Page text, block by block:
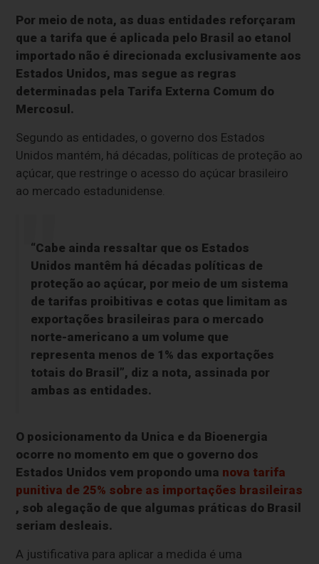
Por meio de nota, as duas entidades reforçaram
que a tarifa que é aplicada pelo Brasil ao etanol
importado não é direcionada exclusivamente aos
Estados Unidos, mas segue as regras
determinadas pela Tarifa Externa Comum do
Mercosul.
Segundo as entidades, o governo dos Estados
Unidos mantém, há décadas, políticas de proteção ao
açúcar, que restringe o acesso do açúcar brasileiro
ao mercado estadunidense.
“Cabe ainda ressaltar que os Estados
Unidos mantêm há décadas políticas de
proteção ao açúcar, por meio de um sistema
de tarifas proibitivas e cotas que limitam as
exportações brasileiras para o mercado
norte-americano a um volume que
representa menos de 1% das exportações
totais do Brasil”, diz a nota, assinada por
ambas as entidades.
O posicionamento da Unica e da Bioenergia
ocorre no momento em que o governo dos
Estados Unidos vem propondo uma nova tarifa
punitiva de 25% sobre as importações brasileiras
, sob alegação de que algumas práticas do Brasil
seriam desleais.
A justificativa para aplicar a medida é uma